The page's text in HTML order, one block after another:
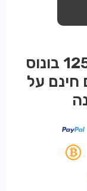
בונוס קבלת פנים: עד 125% בונוס
ספינים חינם על